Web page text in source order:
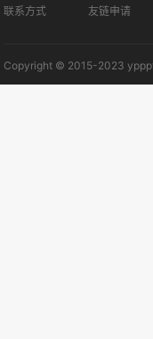
联系方式 友链申请
Copyright © 2015-2023